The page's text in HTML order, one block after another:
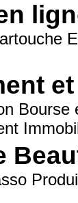
Bourse